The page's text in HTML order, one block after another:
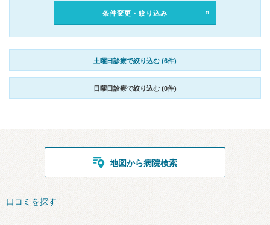
条件変更・絞り込み
土曜日診療で絞り込む (6件)
日曜日診療で絞り込む (0件)
地図から病院検索
口コミを探す